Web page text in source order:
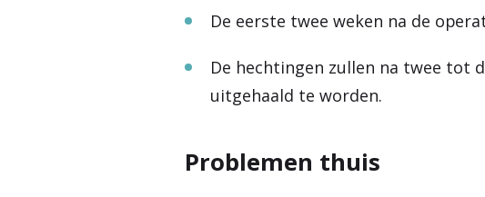
De eerste twee weken na de
De hechtingen zullen na twee tot
uitgehaald te worden.
Problemen thuis